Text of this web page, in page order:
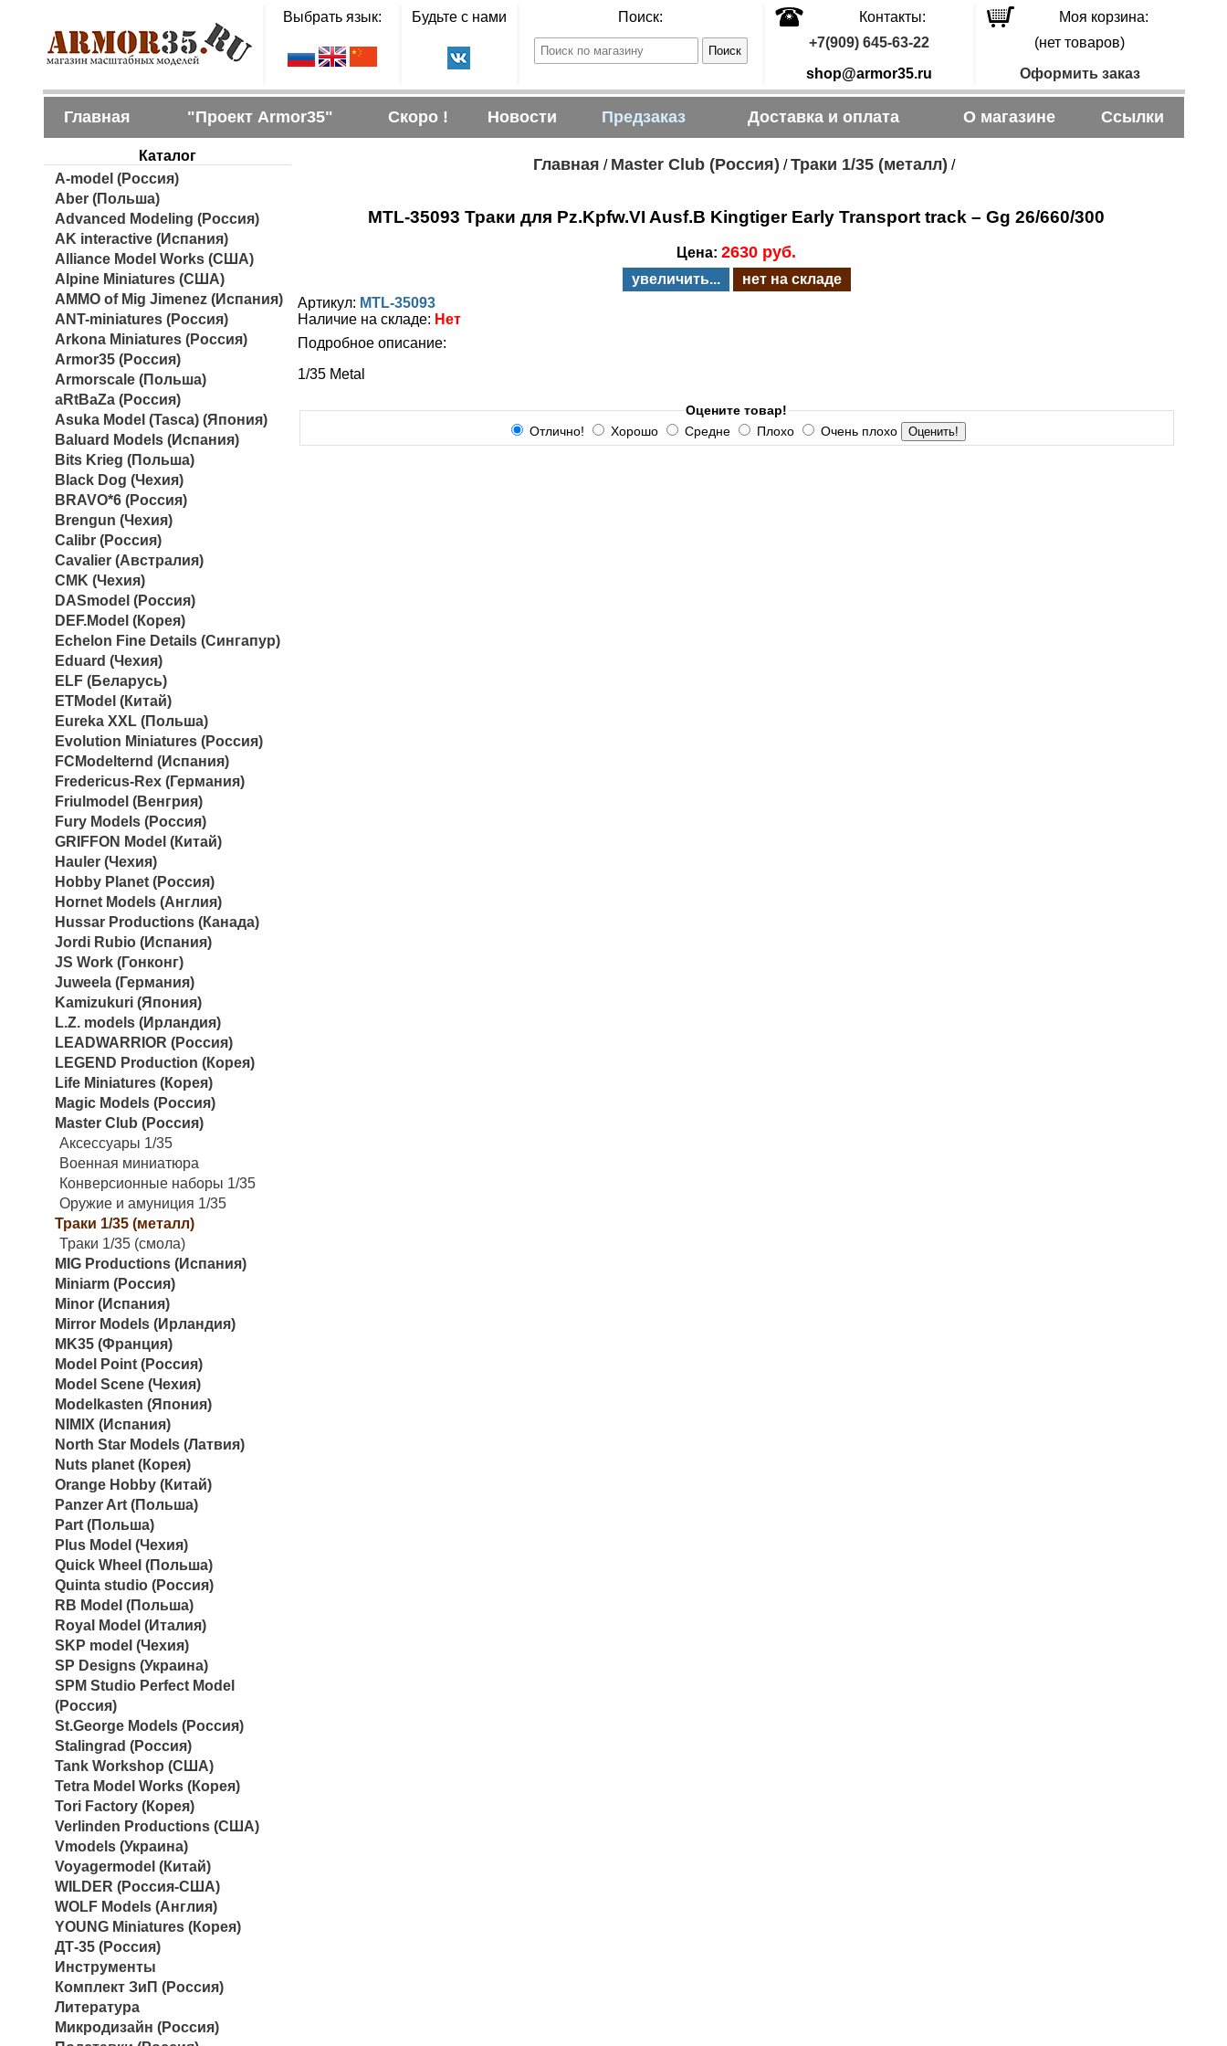
Выбрать язык: Будьте с нами Поиск: Контакты:
Моя корзина:
+7(909) 645-63-22
shop@armor35.ru
(нет товаров)
Оформить заказ
Главная "Проект Armor35" Скоро ! Новости Предзаказ Доставка и оплата О магазине Ссылки
Каталог
A-model (Россия)
Aber (Польша)
Advanced Modeling (Россия)
AK interactive (Испания)
Alliance Model Works (США)
Alpine Miniatures (США)
AMMO of Mig Jimenez (Испания)
ANT-miniatures (Россия)
Arkona Miniatures (Россия)
Armor35 (Россия)
Armorscale (Польша)
aRtBaZa (Россия)
Asuka Model (Tasca) (Япония)
Baluard Models (Испания)
Bits Krieg (Польша)
Black Dog (Чехия)
BRAVO*6 (Россия)
Brengun (Чехия)
Calibr (Россия)
Cavalier (Австралия)
CMK (Чехия)
DASmodel (Россия)
DEF.Model (Корея)
Echelon Fine Details (Сингапур)
Eduard (Чехия)
ELF (Беларусь)
ETModel (Китай)
Eureka XXL (Польша)
Evolution Miniatures (Россия)
FCModelternd (Испания)
Fredericus-Rex (Германия)
Friulmodel (Венгрия)
Fury Models (Россия)
GRIFFON Model (Китай)
Hauler (Чехия)
Hobby Planet (Россия)
Hornet Models (Англия)
Hussar Productions (Канада)
Jordi Rubio (Испания)
JS Work (Гонконг)
Juweela (Германия)
Kamizukuri (Япония)
L.Z. models (Ирландия)
LEADWARRIOR (Россия)
LEGEND Production (Корея)
Life Miniatures (Корея)
Magic Models (Россия)
Master Club (Россия)
Аксессуары 1/35
Военная миниатюра
Конверсионные наборы 1/35
Оружие и амуниция 1/35
Траки 1/35 (металл)
Траки 1/35 (смола)
MIG Productions (Испания)
Miniarm (Россия)
Minor (Испания)
Mirror Models (Ирландия)
MK35 (Франция)
Model Point (Россия)
Model Scene (Чехия)
Modelkasten (Япония)
NIMIX (Испания)
North Star Models (Латвия)
Nuts planet (Корея)
Orange Hobby (Китай)
Panzer Art (Польша)
Part (Польша)
Plus Model (Чехия)
Quick Wheel (Польша)
Quinta studio (Россия)
RB Model (Польша)
Royal Model (Италия)
SKP model (Чехия)
SP Designs (Украина)
SPM Studio Perfect Model
(Россия)
St.George Models (Россия)
Stalingrad (Россия)
Tank Workshop (США)
Tetra Model Works (Корея)
Tori Factory (Корея)
Verlinden Productions (США)
Vmodels (Украина)
Voyagermodel (Китай)
WILDER (Россия-США)
WOLF Models (Англия)
YOUNG Miniatures (Корея)
ДТ-35 (Россия)
Инструменты
Комплект ЗиП (Россия)
Литература
Микродизайн (Россия)
Главная / Master Club (Россия) /Траки 1/35 (металл) /
MTL-35093 Траки для Pz.Kpfw.VI Ausf.B Kingtiger Early Transport track – Gg 26/660/300
Цена: 2630 руб.
увеличить...
нет на складе
Артикул: MTL-35093
Наличие на складе: Нет
Подробное описание:
1/35 Metal
Оцените товар!
Отлично!
Хорошо Средне Плохо Очень плохо